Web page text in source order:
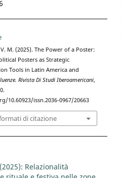
M. (2025). The Power of a Poster:
Posters as Strategic
Tools in Latin America and
Rivista Di Studi Iberoamericani,
10.60923/issn.2036-0967/20663
di citazione
Relazionalità